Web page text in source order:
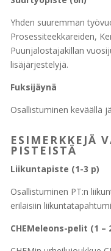
Yhden suuremman
Prosessiteekkareiden,
Puunjalostajakillan
lisäjärjestelyjä.
Fuksijäynä
Osallistuminen keväällä
ESIMERKKEJÄ
PISTEISTÄ
Liikuntapiste (1-3 p)
Osallistuminen PT:n
erilaisiin
CHEMeleons-pelit (1 –